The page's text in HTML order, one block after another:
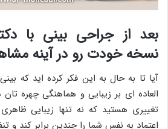
بعد از جراحی بینی با
نسخه خودت رو در آینه
آیا تا به حال به این فکر کرده ‌اید که
‌العاده ‌ای بر زیبایی و هماهنگی چهره‌ تان
تغییری هستید که نه ‌تنها زیبایی
اعتماد به ‌نفس شما را چندین برابر کند و